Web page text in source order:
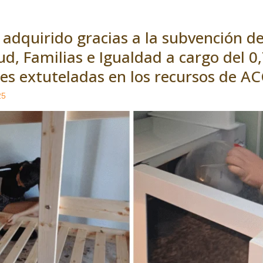
gracias a la subvención
Familias e Igualdad a cargo del
extuteladas en los recursos de